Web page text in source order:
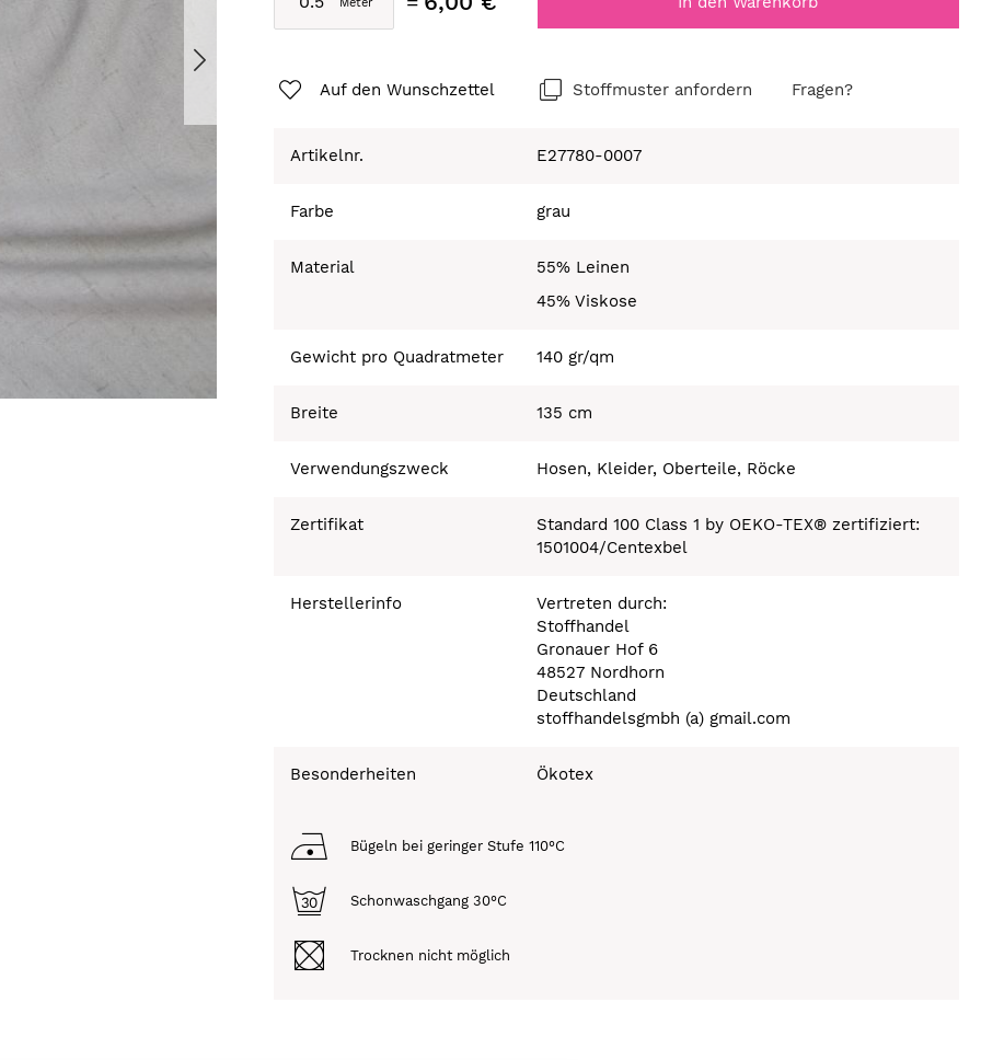
Auf den Wunschzettel Stoffmuster anfordern Fragen?
Artikelnr. E27780-0007
Farbe grau
Material
55% Leinen
45% Viskose
Gewicht pro Quadratmeter 140 gr/qm
Breite 135 cm
Verwendungszweck Hosen, Kleider, Oberteile, Röcke
Zertifikat
Standard 100 Class 1 by OEKO-TEX® zertifiziert:
1501004/Centexbel
Herstellerinfo
Vertreten durch:
Stoffhandel
Gronauer Hof 6
48527 Nordhorn
Deutschland
stoffhandelsgmbh (a) gmail.com
Besonderheiten Ökotex
Bügeln bei geringer Stufe 110°C
Schonwaschgang 30°C
Trocknen nicht möglich